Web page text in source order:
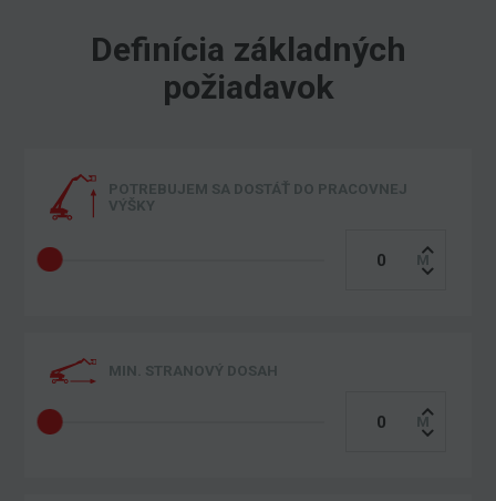
Definícia základných
požiadavok
POTREBUJEM SA DOSTÁŤ DO PRACOVNEJ
VÝŠKY
MIN. STRANOVÝ DOSAH